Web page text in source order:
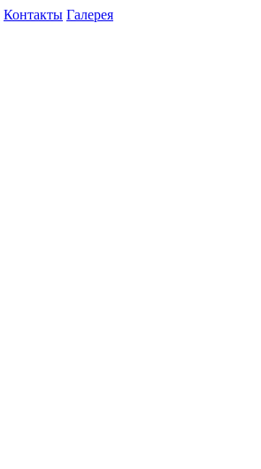
Контакты Галерея